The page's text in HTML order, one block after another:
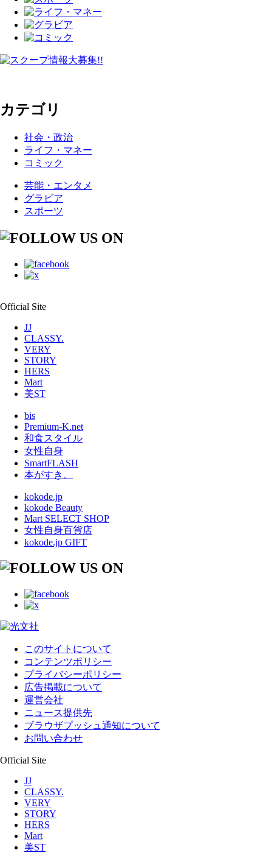
カテゴリ
社会・政治
ライフ・マネー
コミック
芸能・エンタメ
グラビア
スポーツ
Official Site
JJ
CLASSY.
VERY
STORY
HERS
Mart
美ST
bis
Premium-K.net
和食スタイル
女性自身
SmartFLASH
本がすき。
kokode.jp
kokode Beauty
Mart SELECT SHOP
女性自身百貨店
kokode.jp GIFT
このサイトについて
コンテンツポリシー
プライバシーポリシー
広告掲載について
運営会社
ニュース提供先
ブラウザプッシュ通知について
お問い合わせ
Official Site
JJ
CLASSY.
VERY
STORY
HERS
Mart
美ST